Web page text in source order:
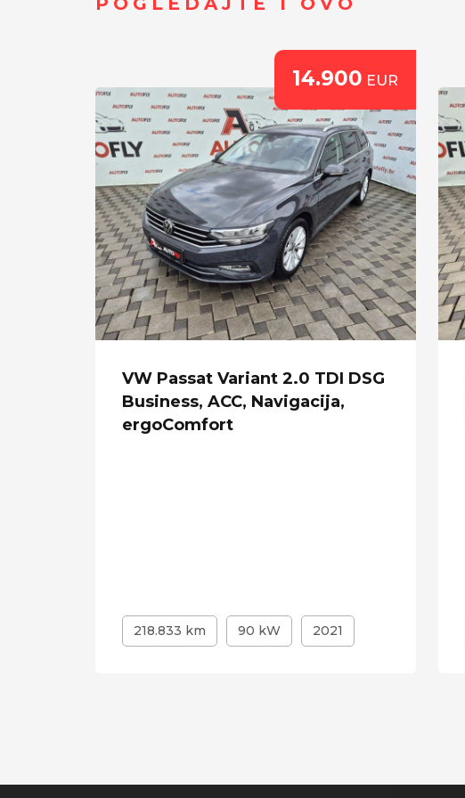
14.900 EUR
VW Passat Variant 2.0 TDI DSG
Business, ACC, Navigacija,
ergoComfort
218.833 km 90 kW 2021